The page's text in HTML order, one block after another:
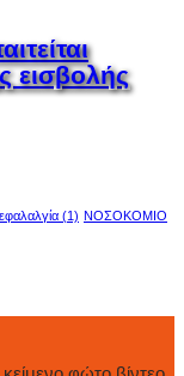
εισβολής
(1) ΝΟΣΟΚΟΜΙΟ